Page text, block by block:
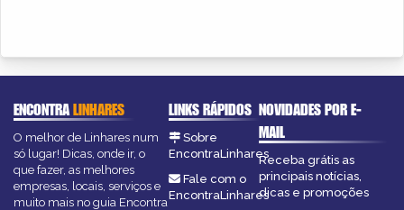
ENCONTRALINHARES
O melhor de Linhares num
só lugar! Dicas, onde ir, o
que fazer, as melhores
empresas, locais, serviços e
muito mais no guia Encontra
LINKS RÁPIDOS
Sobre
EncontraLinhares
Fale com o
EncontraLinhares
NOVIDADES POR E-
MAIL
Receba grátis as
principais notícias,
dicas e promoções